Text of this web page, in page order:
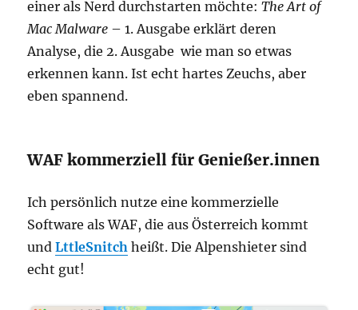
einer als Nerd durchstarten möchte:The Art of
Mac Malware – 1. Ausgabe erklärt deren
Analyse, die 2. Ausgabe wie man so etwas
erkennen kann. Ist echt hartes Zeuchs, aber
eben spannend.
WAF kommerziell für Genießer.innen
Ich persönlich nutze eine kommerzielle
Software als WAF, die aus Österreich kommt
undLttleSnitch heißt. Die Alpenshieter sind
echt gut!